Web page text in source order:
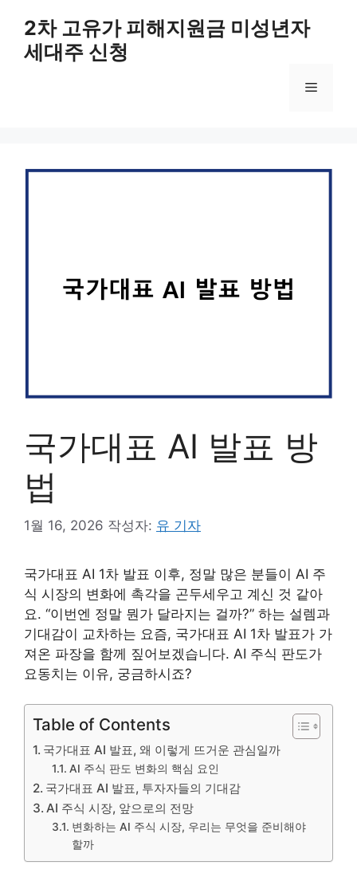
2차 고유가 피해지원금 미성년자
세대주 신청
메
국가대표 AI 발표 방
법
1월 16, 2026 작성자: 유 기자
국가대표 AI 1차 발표 이후, 정말 많은 분들이 AI 주
식 시장의 변화에 촉각을 곤두세우고 계신 것 같아
요. “이번엔 정말 뭔가 달라지는 걸까?” 하는 설렘과
기대감이 교차하는 요즘, 국가대표 AI 1차 발표가 가
져온 파장을 함께 짚어보겠습니다. AI 주식 판도가
요동치는 이유, 궁금하시죠?
Table of Contents
국가대표 AI 발표, 왜 이렇게 뜨거운 관심일까
AI 주식 판도 변화의 핵심 요인
국가대표 AI 발표, 투자자들의 기대감
AI 주식 시장, 앞으로의 전망
변화하는 AI 주식 시장, 우리는 무엇을 준비해야
할까